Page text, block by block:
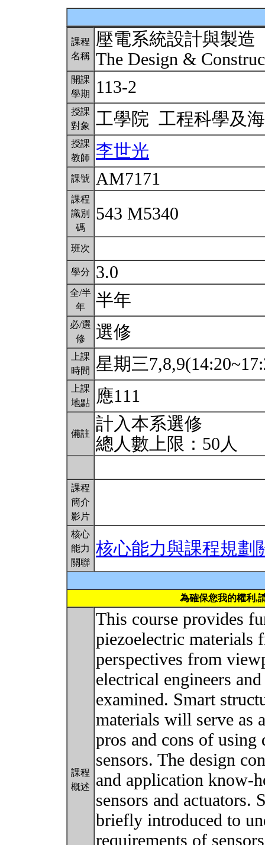
課程
名稱
壓電系統設計與製造
The Design &
開課
學期
113-2
授課
對象
工學院 工程科學及
授課
教師
李世光
課號 AM7171
課程
識別
碼
543 M5340
班次
學分 3.0
全/半
年
半年
必/選
修
選修
上課
時間
星期三
上課
地點
應111
備註
計入本系選修
總人數上限：50人
課程
簡介
影片
核心
能力
關聯
核心能力與課程規劃
為確保您我的權利,
課程
概述
This course provides
piezoelectric materials
perspectives from
electrical engineers
examined. Smart
materials will serve as
pros and cons of using
sensors. The design
and application know-
sensors and
briefly introduced to
requirements of